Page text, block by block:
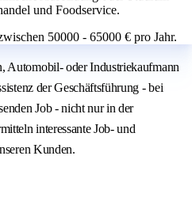
und Foodservice.
50000 - 65000 € pro Jahr.
Automobil- oder Industriekaufmann
der Geschäftsführung - bei
Job - nicht nur in der
interessante Job- und
Kunden.